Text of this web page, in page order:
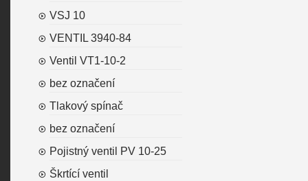
VSJ 10
VENTIL 3940-84
Ventil VT1-10-2
bez označení
Tlakový spínač
bez označení
Pojistný ventil PV 10-25
Škrtící ventil